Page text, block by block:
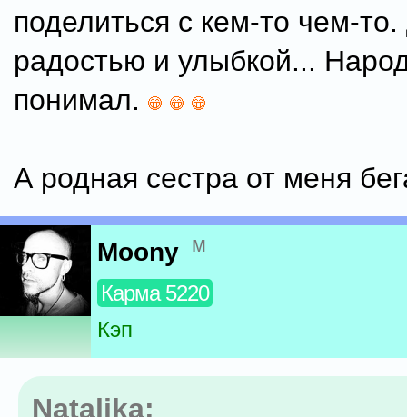
поделиться с кем-то чем-
радостью и улыбкой...
понимал.
А родная сестра от меня
Moony м
Карма 5220
Кэп
Natalika: